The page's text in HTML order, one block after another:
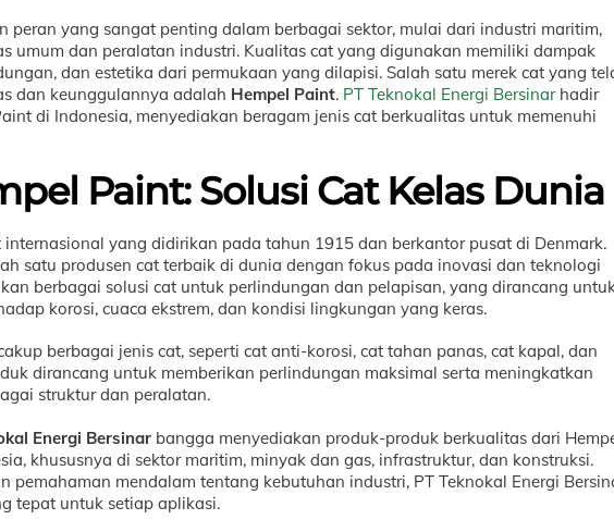
peran yang sangat penting dalam berbagai sektor, mulai dari industri maritim,
umum dan peralatan industri. Kualitas cat yang digunakan memiliki dampak
dan estetika dari permukaan yang dilapisi. Salah satu merek cat yang
dan keunggulannya adalah Hempel Paint. PT Teknokal Energi Bersinarhadir
di Indonesia, menyediakan beragam jenis cat berkualitas untuk memenuhi
Paint: Solusi Cat Kelas Dunia
yang didirikan pada tahun 1915 dan berkantor pusat di Denmark.
satu produsen cat terbaik di dunia dengan fokus pada inovasi dan teknologi
berbagai solusi cat untuk perlindungan dan pelapisan, yang dirancang
korosi, cuaca ekstrem, dan kondisi lingkungan yang keras.
berbagai jenis cat, seperti cat anti-korosi, cat tahan panas, cat kapal, dan
dirancang untuk memberikan perlindungan maksimal serta meningkatkan
struktur dan peralatan.
Energi Bersinar bangga menyediakan produk-produk berkualitas dari
khususnya di sektor maritim, minyak dan gas, infrastruktur, dan konstruksi.
pemahaman mendalam tentang kebutuhan industri, PT Teknokal Energi
tepat untuk setiap aplikasi.